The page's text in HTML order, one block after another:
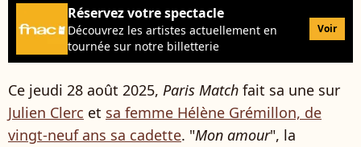
Réservez votre spectacle
Découvrez les artistes actuellement en
tournée sur notre billetterie
Voir
Ce jeudi 28 août 2025, Paris Match fait sa une sur
Julien Clerc et sa femme Hélène Grémillon, de
vingt-neuf ans sa cadette. "Mon amour", la